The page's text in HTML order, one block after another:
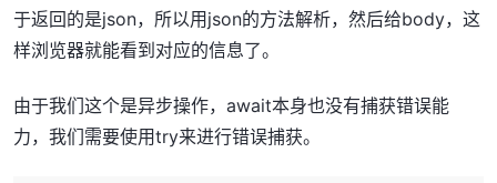
于返回的是json，所以用json的方法解析，然后给body，这
样浏览器就能看到对应的信息了。
由于我们这个是异步操作，await本身也没有捕获错误能
力，我们需要使用try来进行错误捕获。